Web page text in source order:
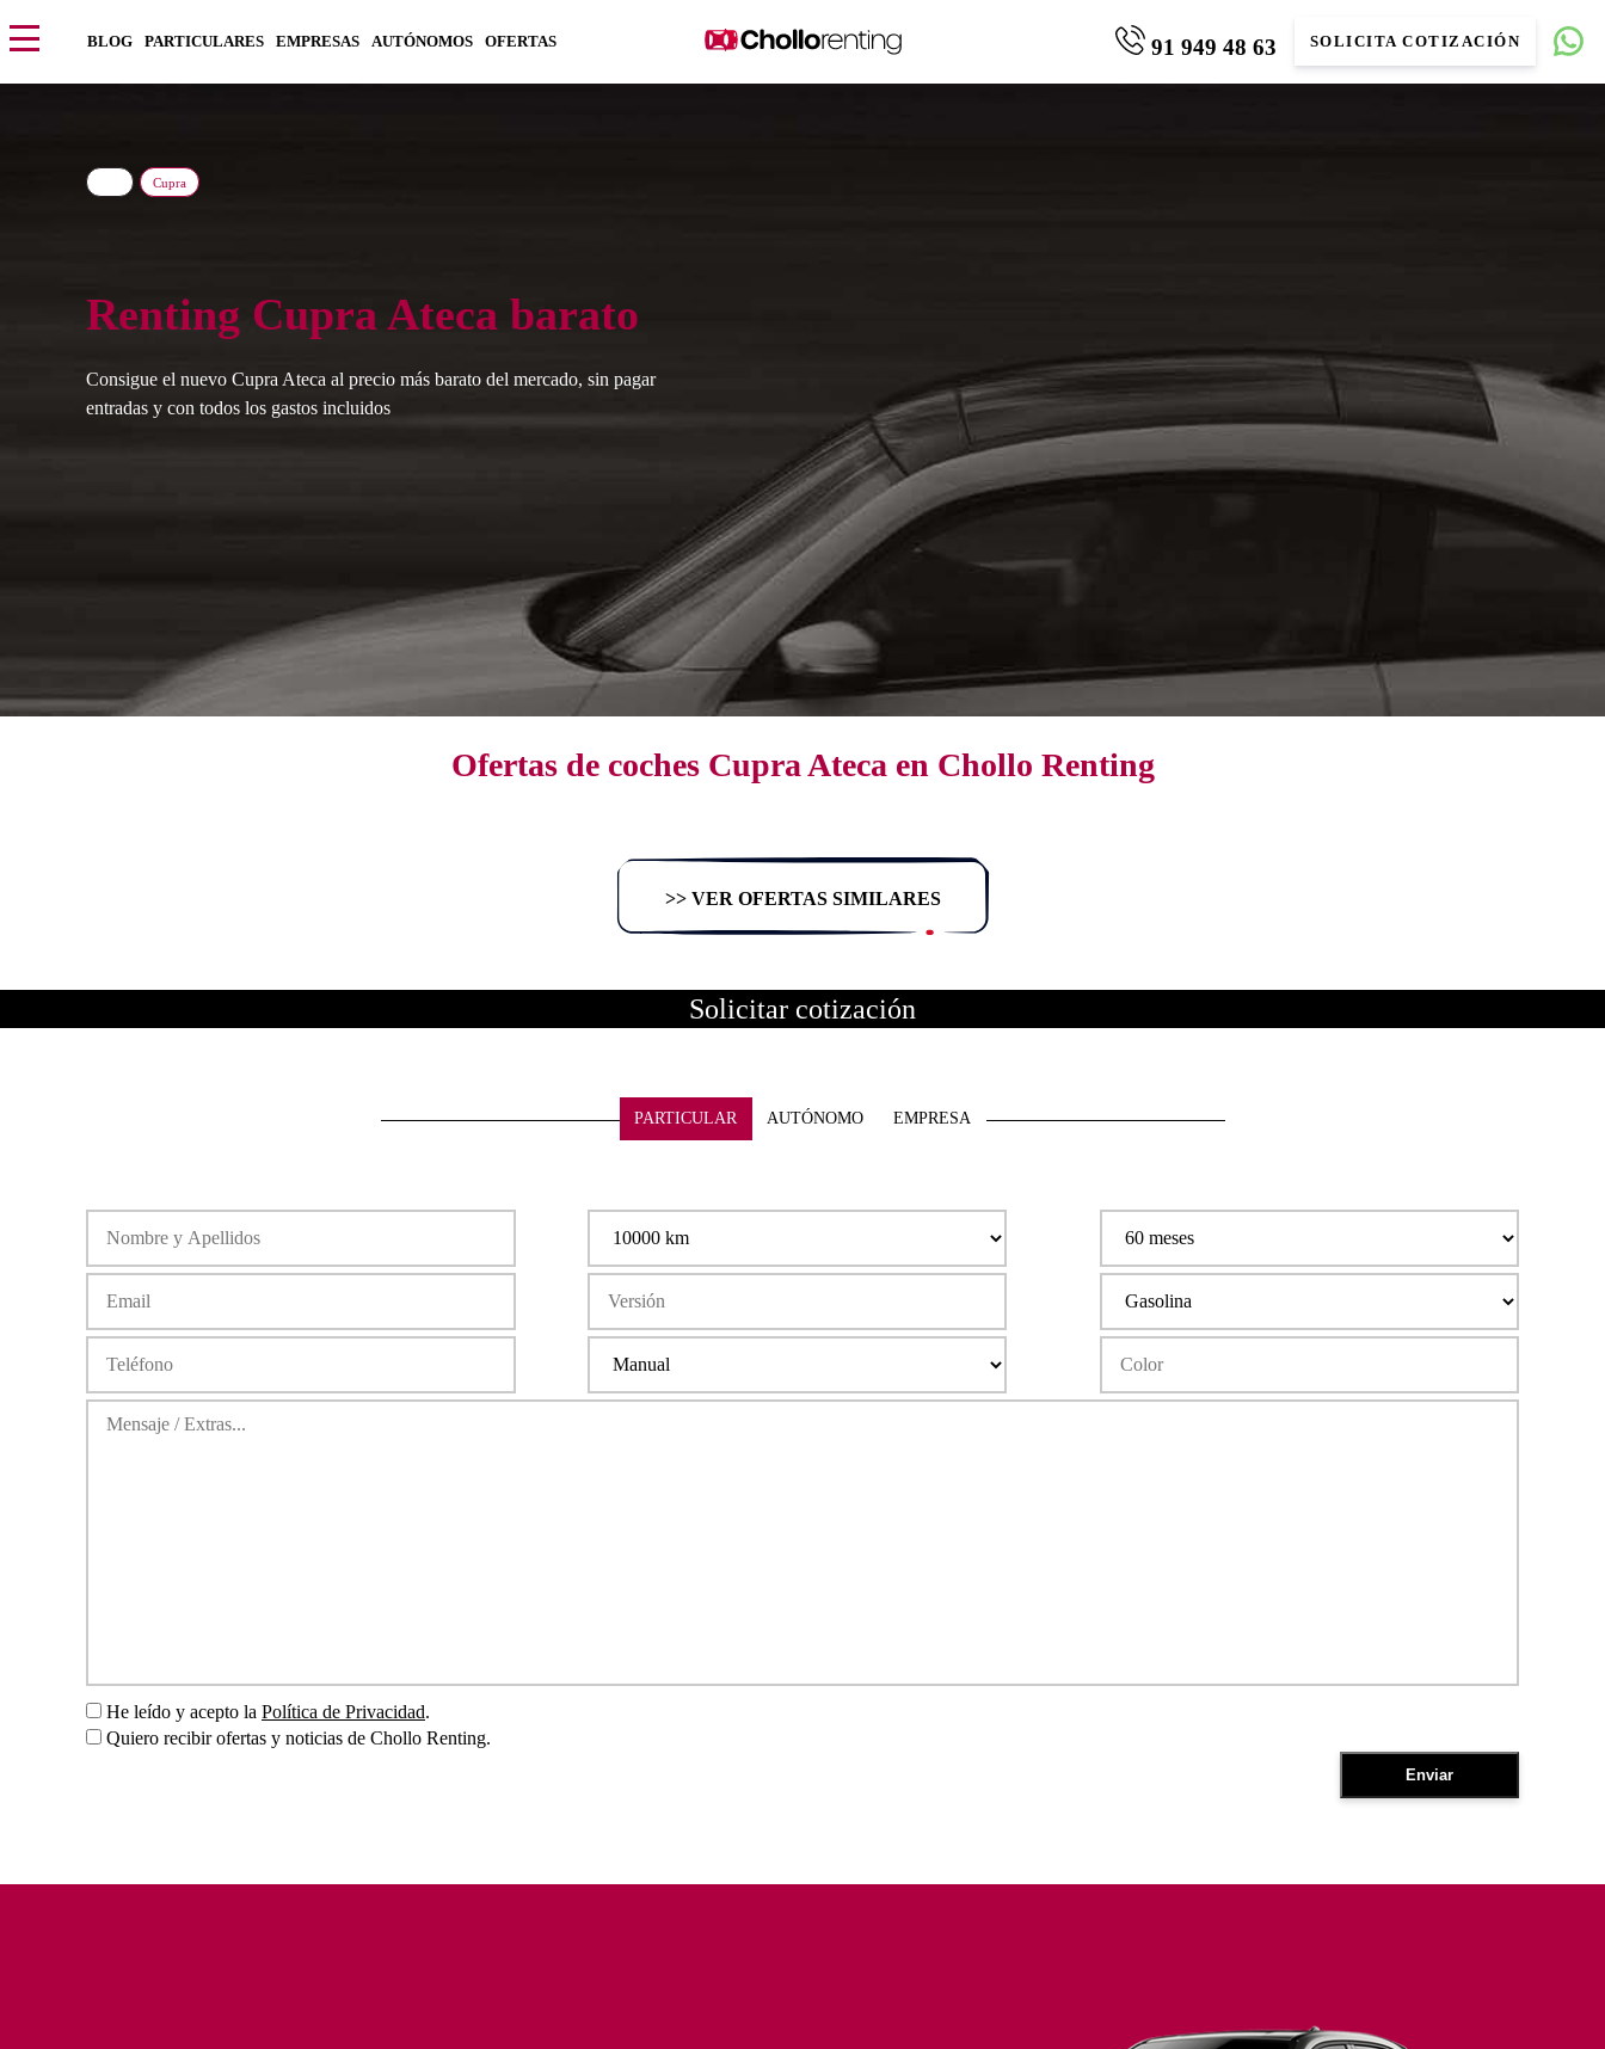
BLOG PARTICULARES EMPRESAS AUTÓNOMOS OFERTAS 91 949 48 63 SOLICITA COTIZACIÓN
Renting Cupra Ateca barato
Consigue el nuevo Cupra Ateca al precio más barato del mercado, sin pagar
entradas y con todos los gastos incluidos
Cupra
Ofertas de coches Cupra Ateca en Chollo Renting
>> VER OFERTAS SIMILARES
Solicitar cotización
PARTICULAR AUTÓNOMO EMPRESA
He leído y acepto la Política de Privacidad.
Quiero recibir ofertas y noticias de Chollo Renting.